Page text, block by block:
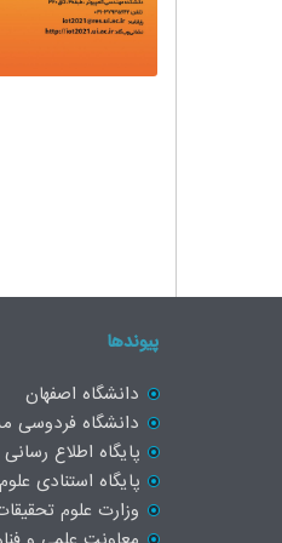
پیوندها
دانشگاه اصفهان
دانشگاه فردوسی
پایگاه اطلاع
پایگاه استنادی
وزارت علوم